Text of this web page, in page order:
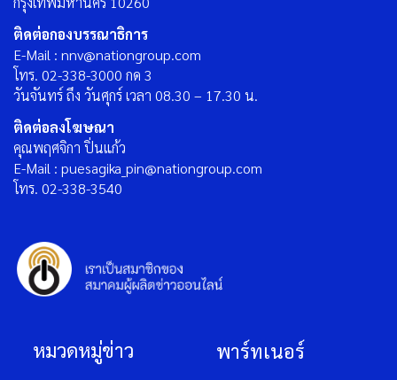
ติดต่อกองบรรณาธิการ
E-Mail : nnv@nationgroup.com
โทร. 02-338-3000 กด 3
วันจันทร์ ถึง วันศุกร์ เวลา 08.30 – 17.30 น.
ติดต่อลงโฆษณา
คุณพฤศจิกา ปิ่นแก้ว
E-Mail : puesagika_pin@nationgroup.com
โทร. 02-338-3540
หมวดหมู่ข่าว พาร์ทเนอร์